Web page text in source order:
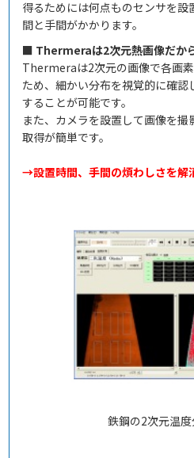
鉄鋼の2次元温
得るためには何点ものセンサを
間と手間がかかります。
■ Thermeraは2次元熱画像だか
Thermeraは2次元の画像で各画
ため、細かい分布を視覚的に確
することが可能です。
また、カメラを設置して画像を
取得が簡単です。
→設置時間、手間の煩わしさを解